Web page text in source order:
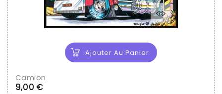
Ajouter Au Panier
Camion
9,00 €Prix